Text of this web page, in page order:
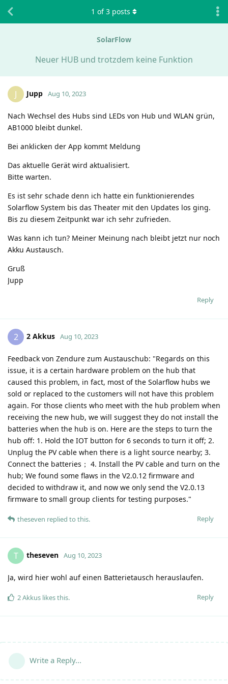
SolarFlow
Neuer HUB und trotzdem keine Funktion
1 of3 posts
J Jupp Aug 10, 2023
Nach Wechsel des Hubs sind LEDs von Hub und WLAN grün,
AB1000 bleibt dunkel.
Bei anklicken der App kommt Meldung
Das aktuelle Gerät wird aktualisiert.
Bitte warten.
Es ist sehr schade denn ich hatte ein funktionierendes
Solarflow System bis das Theater mit den Updates los ging.
Bis zu diesem Zeitpunkt war ich sehr zufrieden.
Was kann ich tun? Meiner Meinung nach bleibt jetzt nur noch
Akku Austausch.
Gruß
Jupp
Reply
2 2 Akkus Aug 10, 2023
Feedback von Zendure zum Austauschub: "Regards on this
issue, it is a certain hardware problem on the hub that
caused this problem, in fact, most of the Solarflow hubs we
sold or replaced to the customers will not have this problem
again. For those clients who meet with the hub problem when
receiving the new hub, we will suggest they do not install the
batteries when the hub is on. Here are the steps to turn the
hub off: 1. Hold the IOT button for 6 seconds to turn it off; 2.
Unplug the PV cable when there is a light source nearby; 3.
Connect the batteries； 4. Install the PV cable and turn on the
hub; We found some flaws in the V2.0.12 firmware and
decided to withdraw it, and now we only send the V2.0.13
firmware to small group clients for testing purposes."
Reply
theseven replied to this.
T theseven Aug 10, 2023
Ja, wird hier wohl auf einen Batterietausch herauslaufen.
Reply
2 Akkus likes this.
Write a Reply...